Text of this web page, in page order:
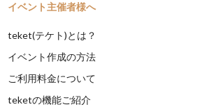
イベント主催者様へ
teket(テケト)とは？
イベント作成の方法
ご利用料金について
teketの機能ご紹介